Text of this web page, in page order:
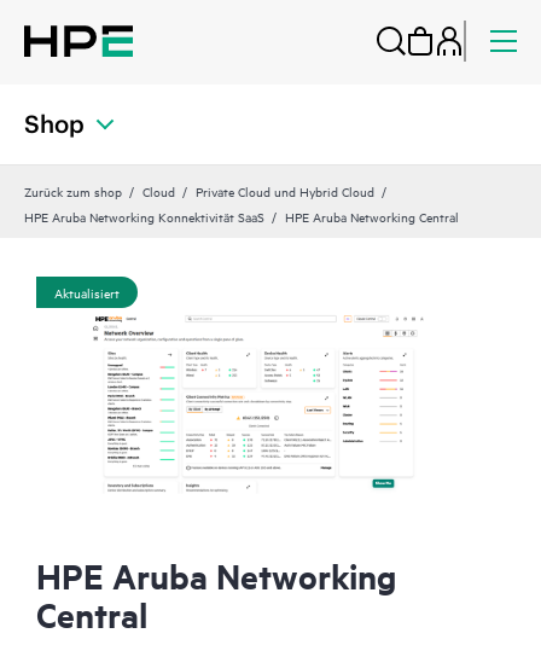
Shop
Zurück zum shop Cloud
Private Cloud und Hybrid Cloud
HPE Aruba Networking Konnektivität SaaS
HPE Aruba Networking Central
Aktualisiert
HPE Aruba Networking
Central